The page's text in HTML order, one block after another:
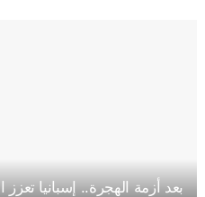
بعد أزمة الهجرة.. إسبانيا